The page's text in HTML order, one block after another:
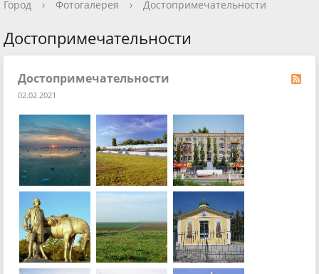
Город › Фотогалерея › Достопримечательности
Достопримечательности
Достопримечательности
02.02.2021